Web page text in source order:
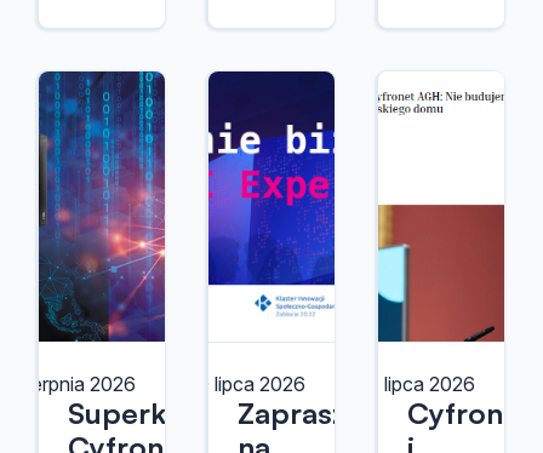
4 sierpnia 2026
Superkomputery
29 lipca 2026
Zapraszamy
27 lipca 2026
Cyfronet